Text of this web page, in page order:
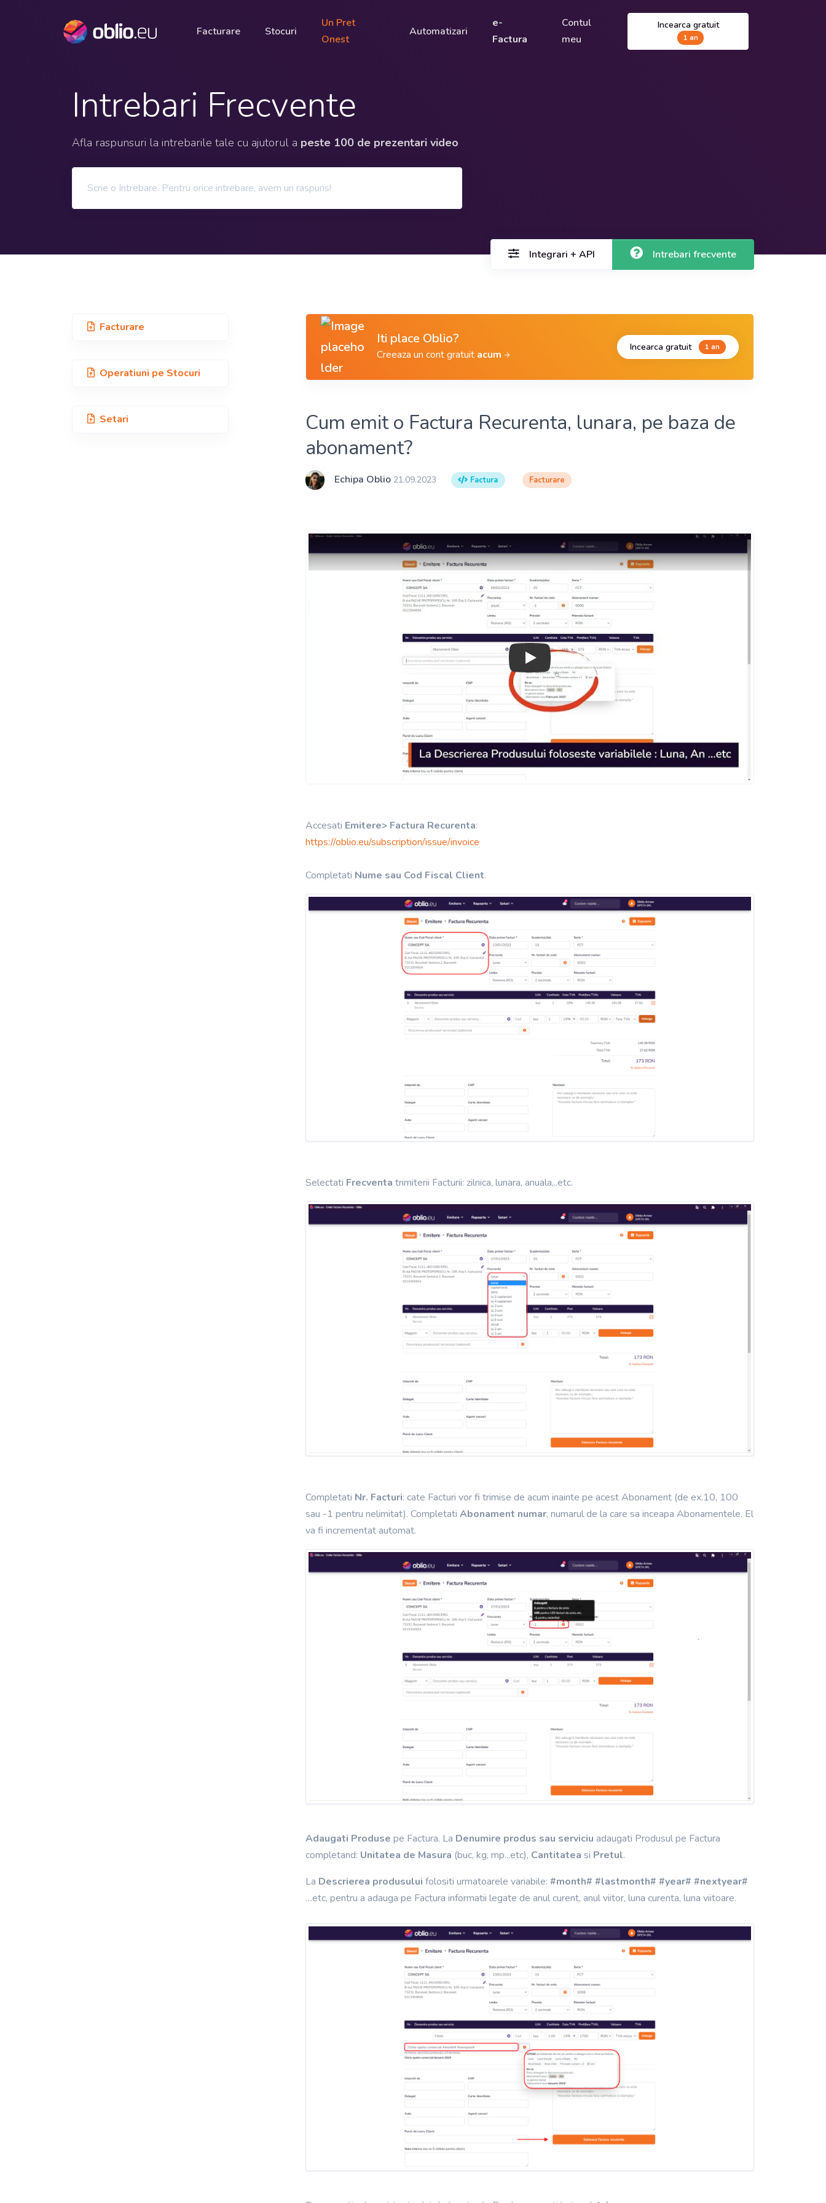
Facturare Stocuri
Un Pret
Onest
Automatizari
e-
Factura
Contul
meu
Incearca gratuit
1 an
Intrebari Frecvente
Afla raspunsuri la intrebarile tale cu ajutorul a peste 100 de prezentari video
Integrari + API Intrebari frecvente
Facturare
Operatiuni pe Stocuri
Setari
Iti place Oblio?
Creeaza un cont gratuit acum
Incearca gratuit 1 an
Cum emit o Factura Recurenta, lunara, pe baza de
abonament?
Echipa Oblio 21.09.2023 Factura Facturare
Play
Accesati Emitere> Factura Recurenta:
https://oblio.eu/subscription/issue/invoice
Completati Nume sau Cod Fiscal Client.
Selectati Frecventa trimiterii Facturii: zilnica, lunara, anuala,..etc.
Completati Nr. Facturi: cate Facturi vor fi trimise de acum inainte pe acest Abonament (de ex.10, 100
sau -1 pentru nelimitat). Completati Abonament numar, numarul de la care sa inceapa Abonamentele. El
va fi incrementat automat.
Adaugati Produse pe Factura. La Denumire produs sau serviciu adaugati Produsul pe Factura
completand: Unitatea de Masura (buc, kg, mp...etc), Cantitatea si Pretul.
La Descrierea produsului folositi urmatoarele variabile: #month# #lastmonth# #year# #nextyear#
…etc, pentru a adauga pe Factura informatii legate de anul curent, anul viitor, luna curenta, luna viitoare.